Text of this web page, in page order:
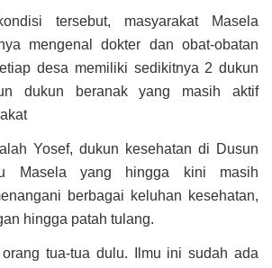
tersebut, masyarakat Masela
mengenal dokter dan obat-obatan
desa memiliki sedikitnya 2 dukun
dukun beranak yang masih aktif
Yosef, dukun kesehatan di Dusun
Masela yang hingga kini masih
berbagai keluhan kesehatan,
hingga patah tulang.
tua-tua dulu. Ilmu ini sudah ada